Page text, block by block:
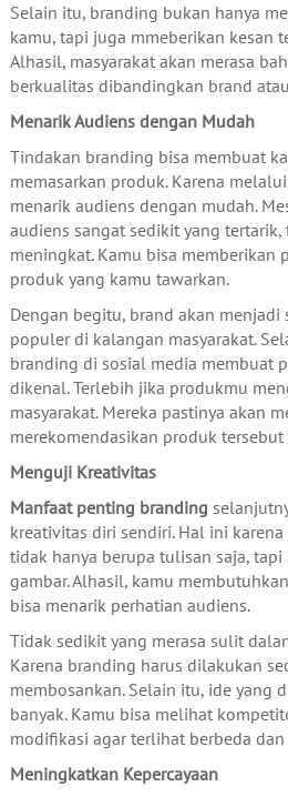
Selain itu, branding bukan hanya
kamu, tapi juga mmeberikan kesan
Alhasil, masyarakat akan merasa
berkualitas dibandingkan brand
Menarik Audiens dengan Mudah
Tindakan branding bisa membuat
memasarkan produk. Karena
menarik audiens dengan mudah.
audiens sangat sedikit yang
meningkat. Kamu bisa memberikan
produk yang kamu tawarkan.
Dengan begitu, brand akan menjadi
populer di kalangan masyarakat.
branding di sosial media membuat
dikenal. Terlebih jika produkmu
masyarakat. Mereka pastinya akan
merekomendasikan produk
Menguji Kreativitas
Manfaat penting branding
kreativitas diri sendiri. Hal ini
tidak hanya berupa tulisan saja,
gambar. Alhasil, kamu
bisa menarik perhatian audiens.
Tidak sedikit yang merasa sulit
Karena branding harus dilakukan
membosankan. Selain itu, ide yang
banyak. Kamu bisa melihat
modifikasi agar terlihat berbeda
Meningkatkan Kepercayaan